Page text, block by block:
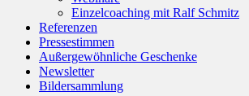
Einzelcoaching mit Ralf Schmitz
Referenzen
Pressestimmen
Außergewöhnliche Geschenke
Newsletter
Bildersammlung